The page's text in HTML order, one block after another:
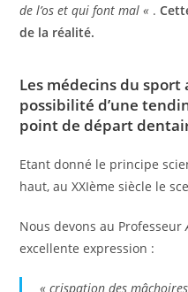
de l’os et qui font mal « .
de la réalité.
Les médecins du
possibilité d’une
point de départ
Etant donné le principe
haut, au XXIème siècle le
Nous devons au Professeur
excellente expression :
« crispation des